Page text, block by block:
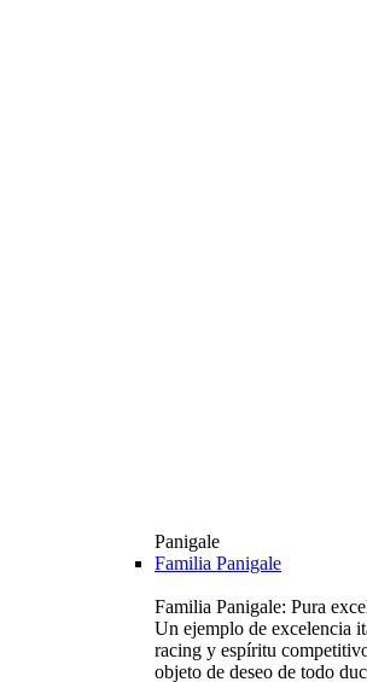
Panigale
Familia Panigale
Familia Panigale: Pura
Un ejemplo de excelencia
racing y espíritu
objeto de deseo de todo